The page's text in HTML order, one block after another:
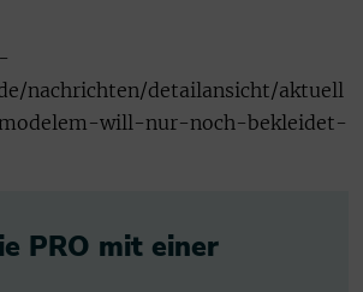
nachrichten/detailansicht/aktuell
will-nur-noch-bekleidet-
PRO mit einer